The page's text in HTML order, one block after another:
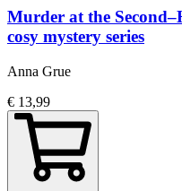
Murder at the
cosy mystery series
Anna Grue
€ 13,99